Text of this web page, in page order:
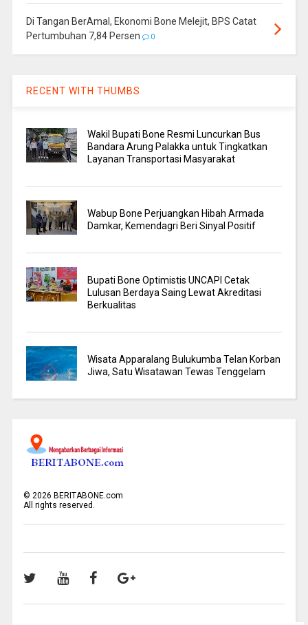
Di Tangan BerAmal, Ekonomi Bone Melejit, BPS Catat
Pertumbuhan 7,84 Persen
0
RECENT WITH THUMBS
Wakil Bupati Bone Resmi Luncurkan Bus
Bandara Arung Palakka untuk Tingkatkan
Layanan Transportasi Masyarakat
Wabup Bone Perjuangkan Hibah Armada
Damkar, Kemendagri Beri Sinyal Positif
Bupati Bone Optimistis UNCAPI Cetak
Lulusan Berdaya Saing Lewat Akreditasi
Berkualitas
Wisata Apparalang Bulukumba Telan Korban
Jiwa, Satu Wisatawan Tewas Tenggelam
© 2026 BERITABONE.com
All rights reserved.